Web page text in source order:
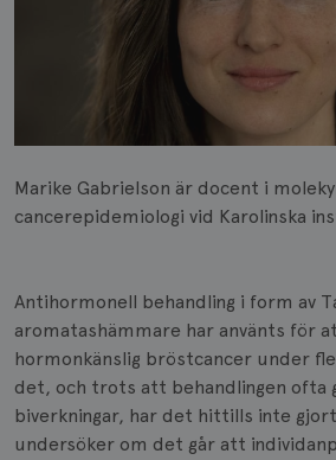
Marike Gabrielson är docent i
cancerepidemiologi vid Karolinska
Antihormonell behandling i form av
aromatashämmare har använts för
hormonkänslig bröstcancer under
det, och trots att behandlingen ofta
biverkningar, har det hittills inte
undersöker om det går att